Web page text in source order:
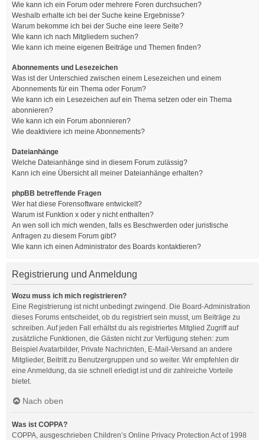
Wie kann ich ein Forum oder mehrere Foren durchsuchen?
Weshalb erhalte ich bei der Suche keine Ergebnisse?
Warum bekomme ich bei der Suche eine leere Seite?
Wie kann ich nach Mitgliedern suchen?
Wie kann ich meine eigenen Beiträge und Themen finden?
Abonnements und Lesezeichen
Was ist der Unterschied zwischen einem Lesezeichen und einem
Abonnements für ein Thema oder Forum?
Wie kann ich ein Lesezeichen auf ein Thema setzen oder ein Thema
abonnieren?
Wie kann ich ein Forum abonnieren?
Wie deaktiviere ich meine Abonnements?
Dateianhänge
Welche Dateianhänge sind in diesem Forum zulässig?
Kann ich eine Übersicht all meiner Dateianhänge erhalten?
phpBB betreffende Fragen
Wer hat diese Forensoftware entwickelt?
Warum ist Funktion x oder y nicht enthalten?
An wen soll ich mich wenden, falls es Beschwerden oder juristische
Anfragen zu diesem Forum gibt?
Wie kann ich einen Administrator des Boards kontaktieren?
Registrierung und Anmeldung
Wozu muss ich mich registrieren?
Eine Registrierung ist nicht unbedingt zwingend. Die Board-Administration
dieses Forums entscheidet, ob du registriert sein musst, um Beiträge zu
schreiben. Auf jeden Fall erhältst du als registriertes Mitglied Zugriff auf
zusätzliche Funktionen, die Gästen nicht zur Verfügung stehen: zum
Beispiel Avatarbilder, Private Nachrichten, E-Mail-Versand an andere
Mitglieder, Beitritt zu Benutzergruppen und so weiter. Wir empfehlen dir
eine Anmeldung, da sie schnell erledigt ist und dir zahlreiche Vorteile
bietet.
Nach oben
Was ist COPPA?
COPPA, ausgeschrieben Children’s Online Privacy Protection Act of 1998